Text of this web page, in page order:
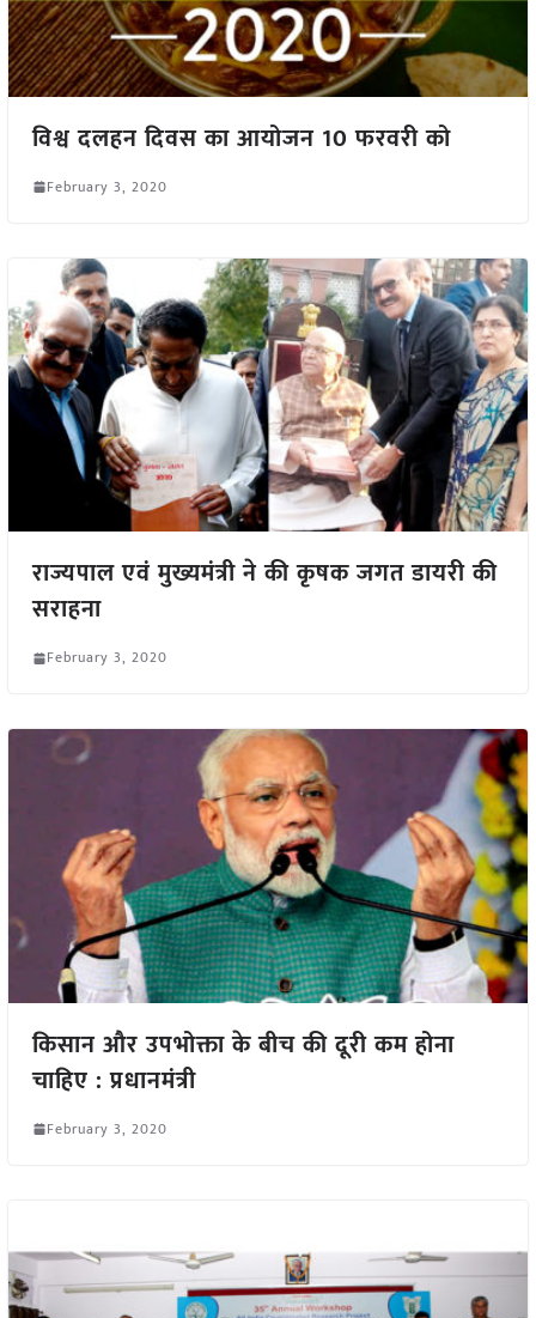
विश्व दलहन दिवस का आयोजन 10 फरवरी को
February 3, 2020
राज्यपाल एवं मुख्यमंत्री ने की कृषक जगत डायरी की
सराहना
February 3, 2020
किसान और उपभोक्ता के बीच की दूरी कम होना
चाहिए : प्रधानमंत्री
February 3, 2020